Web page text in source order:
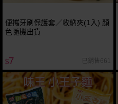
便攜牙刷保護套／收納夾(1入) 顏
色隨機出貨
$7 已銷售661